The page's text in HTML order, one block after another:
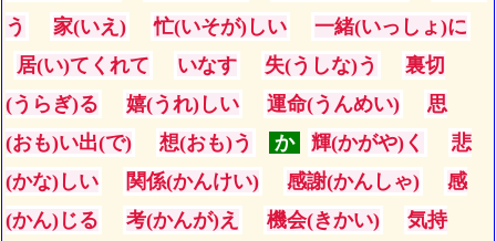
う
家(いえ) 忙(いそが)しい
一緒(いっしょ)に
居(い)てくれて
いなす 失(うしな)う
裏切
(うらぎ)る
嬉(うれ)しい 運命(うんめい)
思
(おも)い出(で)
想(おも)う か 輝(かがや)く
悲
(かな)しい
関係(かんけい) 感謝(かんしゃ)
感
(かん)じる
考(かんが)え 機会(きかい)
気持